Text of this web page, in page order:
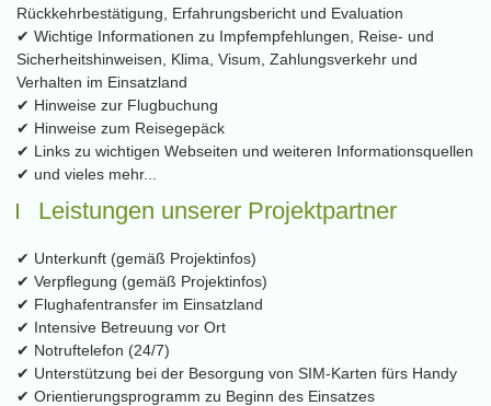
Rückkehrbestätigung, Erfahrungsbericht und Evaluation
✔ Wichtige Informationen zu Impfempfehlungen, Reise- und
Sicherheitshinweisen, Klima, Visum, Zahlungsverkehr und
Verhalten im Einsatzland
✔ Hinweise zur Flugbuchung
✔ Hinweise zum Reisegepäck
✔ Links zu wichtigen Webseiten und weiteren Informationsquellen
✔ und vieles mehr...
Leistungen unserer Projektpartner
✔ Unterkunft (gemäß Projektinfos)
✔ Verpflegung (gemäß Projektinfos)
✔ Flughafentransfer im Einsatzland
✔ Intensive Betreuung vor Ort
✔ Notruftelefon (24/7)
✔ Unterstützung bei der Besorgung von SIM-Karten fürs Handy
✔ Orientierungsprogramm zu Beginn des Einsatzes